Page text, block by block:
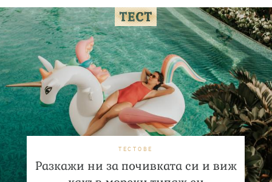
ТЕСТОВЕ
Разкажи ни за почивката си и виж